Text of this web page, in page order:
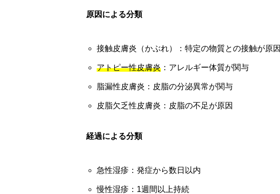
原因による分類
接触皮膚炎（かぶれ）：特定の物質との接触が原因
アトピー性皮膚炎：アレルギー体質が関与
脂漏性皮膚炎：皮脂の分泌異常が関与
皮脂欠乏性皮膚炎：皮脂の不足が原因
経過による分類
急性湿疹：発症から数日以内
慢性湿疹：1週間以上持続